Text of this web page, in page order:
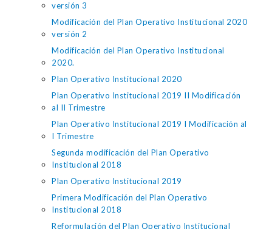
versión 3
Modificación del Plan Operativo Institucional 2020
versión 2
Modificación del Plan Operativo Institucional
2020.
Plan Operativo Institucional 2020
Plan Operativo Institucional 2019 II Modificación
al II Trimestre
Plan Operativo Institucional 2019 I Modificación al
I Trimestre
Segunda modificación del Plan Operativo
Institucional 2018
Plan Operativo Institucional 2019
Primera Modificación del Plan Operativo
Institucional 2018
Reformulación del Plan Operativo Institucional